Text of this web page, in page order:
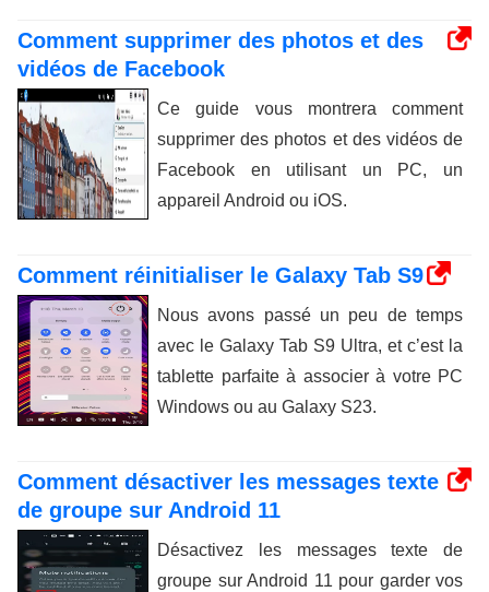
Comment supprimer des photos et des
vidéos de Facebook
Ce guide vous montrera comment
supprimer des photos et des vidéos de
Facebook en utilisant un PC, un
appareil Android ou iOS.
Comment réinitialiser le Galaxy Tab S9
Nous avons passé un peu de temps
avec le Galaxy Tab S9 Ultra, et c’est la
tablette parfaite à associer à votre PC
Windows ou au Galaxy S23.
Comment désactiver les messages texte
de groupe sur Android 11
Désactivez les messages texte de
groupe sur Android 11 pour garder vos